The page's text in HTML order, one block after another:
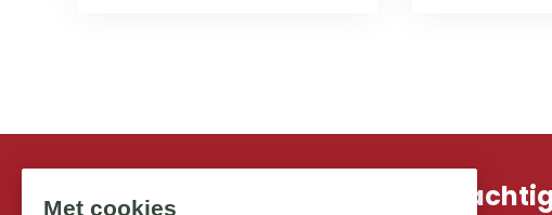
Mis niks in de strijd om ons